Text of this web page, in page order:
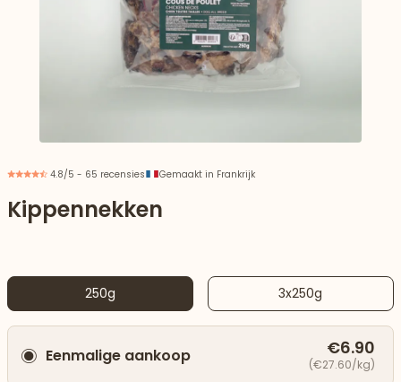
4.8/5 - 65 recensies Gemaakt in Frankrijk
Kippennekken
250g 3x250g
Eenmalige aankoop €6.90
(€27.60/kg)